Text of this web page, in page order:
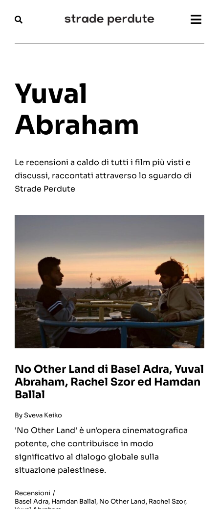
Magazine
Interviste
Festival
Articoli
Yuval
Abraham
Le recensioni a caldo di tutti i film più visti e
discussi, raccontati attraverso lo sguardo di
Strade Perdute
No Other Land di Basel Adra, Yuval
Abraham, Rachel Szor ed Hamdan
Ballal
BySveva Keiko
'No Other Land' è un'opera cinematografica
potente, che contribuisce in modo
significativo al dialogo globale sulla
situazione palestinese.
Recensioni /
Basel Adra, Hamdan Ballal, No Other Land, Rachel Szor,